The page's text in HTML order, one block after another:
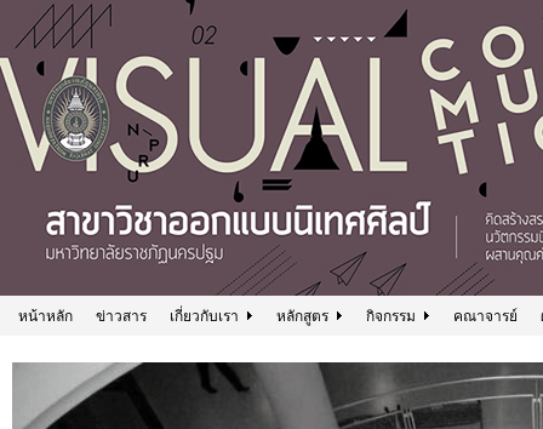
หน้าหลัก ข่าวสาร เกี่ยวกับเรา หลักสูตร กิจกรรม คณาจารย์